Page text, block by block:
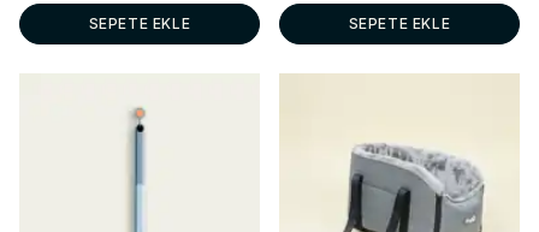
SEPETE EKLE SEPETE EKLE